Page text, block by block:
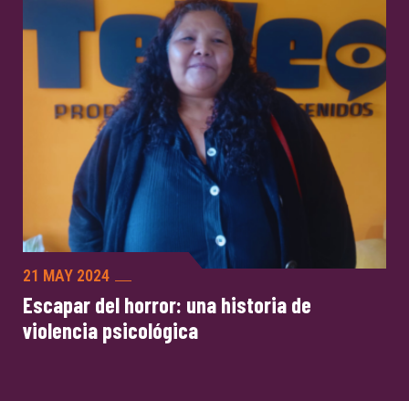
21 MAY 2024
Escapar del horror: una historia de
violencia psicológica